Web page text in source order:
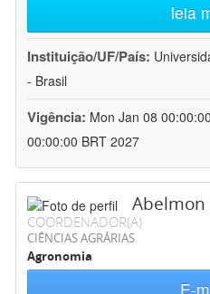
leia
Instituição/UF/País:
- Brasil
Vigência: Mon Jan 08
00:00:00 BRT 2027
Abelmon
COORDENADOR(A)
CIÊNCIAS AGRÁRIAS
Agronomia
E-